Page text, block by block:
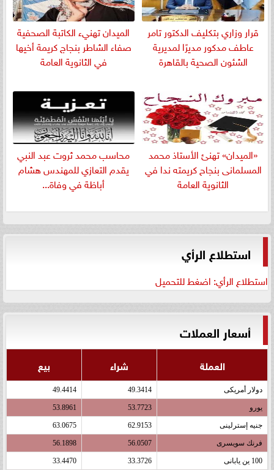
قرار وزاري بتكليف الدكتور تامر
عاطف مدكور مديرًا لمديرية
الشئون الصحية بالقاهرة
الميدان تهنيء الكاتبة الصحفية
صفاء الشاطر بنجاج كريمة أخيها
في الثانوية العامة
«الميدان» تهنئ الأستاذ محمد
المسلمانى بنجاح كريمته ندا في
الثانوية العامة
​محاسب محمد ثروت عبد النبي
يقدم التعازي للمهندس هشام
أباظة في وفاة...
استطلاع الرأي
استطلاع الرأي: اضغط للتحميل
أسعار العملات
العملة شراء بيع
دولار أمريكى 49.3414
49.4414
يورو 53.7723
53.8961
جنيه إسترلينى 62.9153
63.0675
فرنك سويسرى 56.0507
56.1898
100 ين يابانى 33.3726
33.4470